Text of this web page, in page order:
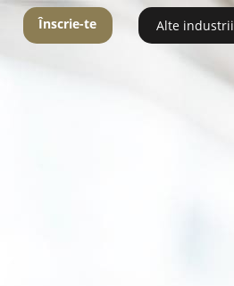
Înscrie-te Alte industrii